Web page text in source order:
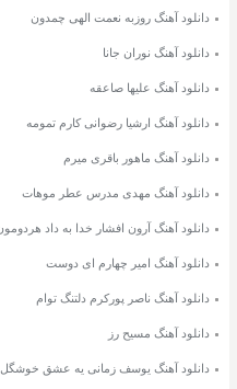
دانلود آهنگ روزبه نعمت الهی چمدون
دانلود آهنگ نوران جانا
دانلود آهنگ علیها صاعقه
دانلود آهنگ ارشیا رضوانی کارم تمومه
دانلود آهنگ ماهور باقری میرم
دانلود آهنگ مهدی مدرس عطر موهات
دانلود آهنگ آرون افشار خدا به داد
دانلود آهنگ امیر چهارم ای دوست
دانلود آهنگ ناصر پورکرم دلتنگ توام
دانلود آهنگ مسیح رز
دانلود آهنگ یوسف زمانی یه عشق خوشگل